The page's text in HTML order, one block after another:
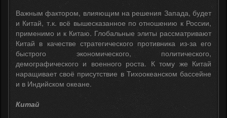
Важным фактором, влияющим на решения Запада, будет
и Китай, т.к. всё вышесказанное по отношению к России,
применимо и к Китаю. Глобальные элиты рассматривают
Китай в качестве стратегического противника из-за его
быстрого экономического, политического,
демографического и военного роста. К тому же Китай
наращивает своё присутствие в Тихоокеанском бассейне
и в Индийском океане.
Китай